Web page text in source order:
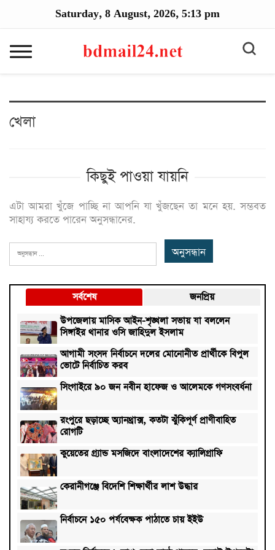
Saturday, 8 August, 2026, 5:13 pm
খেলা
কিছুই পাওয়া যায়নি
এটা আমরা খুঁজে পাচ্ছি না আপনি যা খুঁজছেন তা মনে হয়. সম্ভবত
সাহায্য করতে পারেন অনুসন্ধানের.
সর্বশেষ
জনপ্রিয়
উপজেলায় মাসিক আইন-শৃঙ্খলা সভায় যা বললেন
সিঙ্গাইর থানার ওসি জাহিদুল ইসলাম
আগামী সংসদ নির্বাচনে দলের মোনোনীত প্রার্থীকে বিপুল
ভোটে নির্বাচিত করব
সিংগাইরে ৯০ জন নবীন হাফেজ ও আলেমকে গণসংবর্ধনা
রংপুরে ছড়াচ্ছে অ্যানথ্রাক্স, কতটা ঝুঁকিপূর্ণ প্রাণীবাহিত
রোগটি
কুয়েতের গ্র্যান্ড মসজিদে বাংলাদেশের ক্যালিগ্রাফি
কেরানীগঞ্জে বিদেশি শিক্ষার্থীর লাশ উদ্ধার
নির্বাচনে ১৫০ পর্যবেক্ষক পাঠাতে চায় ইইউ